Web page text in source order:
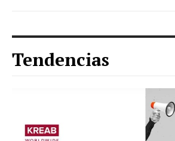
Tendencias